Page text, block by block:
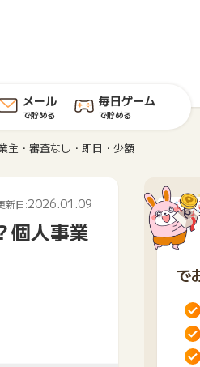
メール
で貯める
毎日ゲーム
で貯める
主・審査なし・即日・少額
新日:2026.01.09
個人事業
で